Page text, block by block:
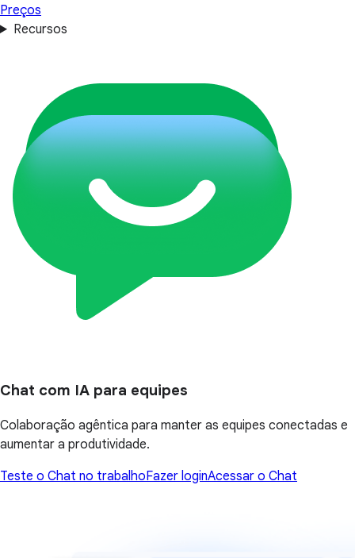
Preços
Recursos
Chat com IA para equipes
Colaboração agêntica para manter as equipes conectadas e
aumentar a produtividade.
Teste o Chat no trabalhoFazer loginAcessar o Chat